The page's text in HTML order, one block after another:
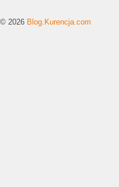
© 2026 Blog.Kurencja.com